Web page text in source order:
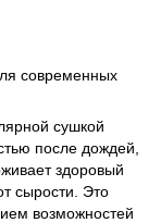
современных
сушкой
после дождей,
здоровый
сырости. Это
возможностей